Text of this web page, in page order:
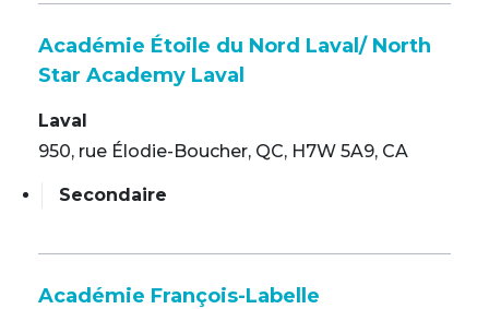
Académie Étoile du Nord Laval/ North
Star Academy Laval
Laval
950, rue Élodie-Boucher, QC, H7W 5A9, CA
Secondaire
Académie François-Labelle